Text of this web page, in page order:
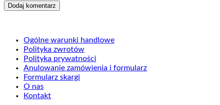
Ogólne warunki handlowe
Polityka zwrotów
Polityka prywatności
Anulowanie zamówienia i formularz
Formularz skargi
O nas
Kontakt